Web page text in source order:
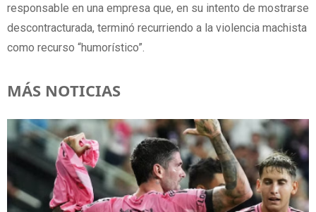
responsable en una empresa que, en su intento de mostrarse
descontracturada, terminó recurriendo a la violencia machista
como recurso “humorístico”.
MÁS NOTICIAS